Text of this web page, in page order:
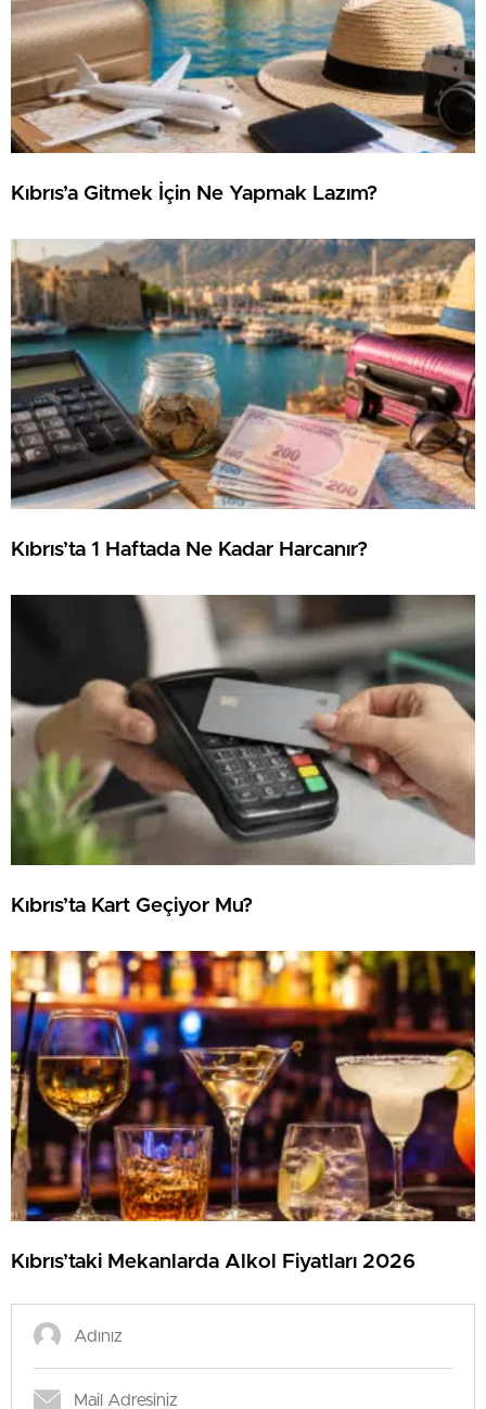
Kıbrıs’a Gitmek İçin Ne Yapmak Lazım?
Kıbrıs’ta 1 Haftada Ne Kadar Harcanır?
Kıbrıs’ta Kart Geçiyor Mu?
Kıbrıs’taki Mekanlarda Alkol Fiyatları 2026